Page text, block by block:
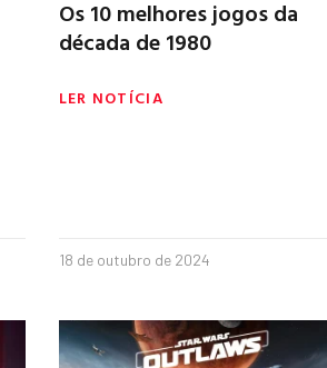
Os 10 melhores jogos da
década de 1980
LER NOTÍCIA
18 de outubro de 2024